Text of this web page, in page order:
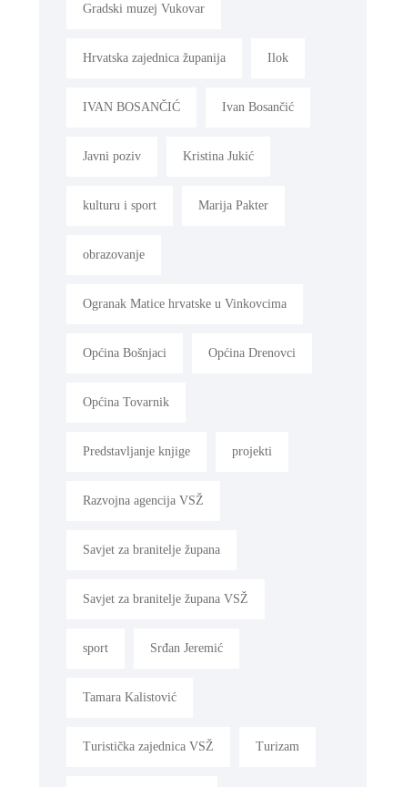
Gradski muzej Vukovar
Hrvatska zajednica županija Ilok
IVAN BOSANČIĆ Ivan Bosančić
Javni poziv Kristina Jukić
kulturu i sport Marija Pakter
obrazovanje
Ogranak Matice hrvatske u Vinkovcima
Općina Bošnjaci Općina Drenovci
Općina Tovarnik
Predstavljanje knjige projekti
Razvojna agencija VSŽ
Savjet za branitelje župana
Savjet za branitelje župana VSŽ
sport Srđan Jeremić
Tamara Kalistović
Turistička zajednica VSŽ Turizam